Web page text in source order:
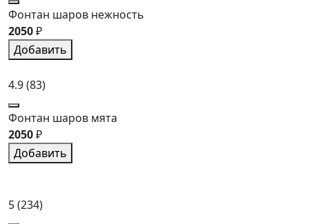
Фонтан шаров нежность
2050₽
Добавить
4.9(83)
Фонтан шаров мята
2050₽
Добавить
5(234)